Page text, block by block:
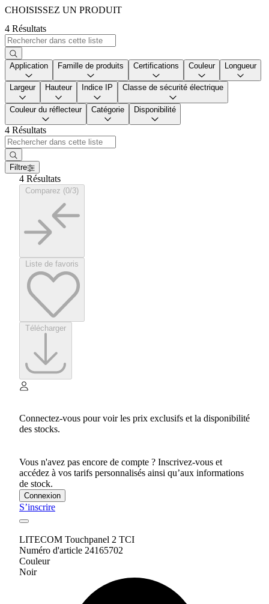
CHOISISSEZ UN PRODUIT
4 Résultats
Application Famille de produits Certifications Couleur Longueur
Largeur Hauteur Indice IP Classe de sécurité électrique
Couleur du réflecteur Catégorie Disponibilité
4 Résultats
Filtre
4 Résultats
Connectez-vous pour voir les prix exclusifs et la disponibilité
des stocks.
Vous n'avez pas encore de compte ? Inscrivez-vous et
accédez à vos tarifs personnalisés ainsi qu’aux informations
de stock.
Connexion
S’inscrire
LITECOM Touchpanel 2 TCI
Numéro d'article 24165702
Couleur
Noir